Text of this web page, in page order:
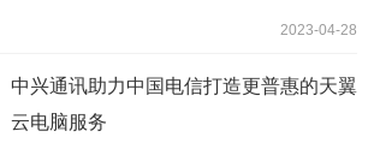
2023-04-28
中兴通讯助力中国电信打造更普惠的天翼
云电脑服务